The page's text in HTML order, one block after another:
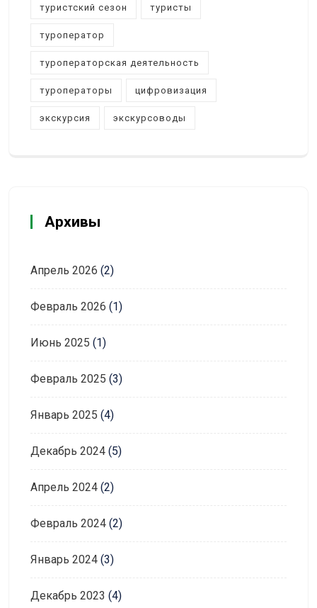
туристский сезон туристы
туроператор
туроператорская деятельность
туроператоры цифровизация
экскурсия экскурсоводы
Архивы
Апрель 2026 (2)
Февраль 2026 (1)
Июнь 2025 (1)
Февраль 2025 (3)
Январь 2025 (4)
Декабрь 2024 (5)
Апрель 2024 (2)
Февраль 2024 (2)
Январь 2024 (3)
Декабрь 2023 (4)